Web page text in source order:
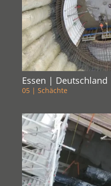
Essen | Deutschland
05 | Schächte